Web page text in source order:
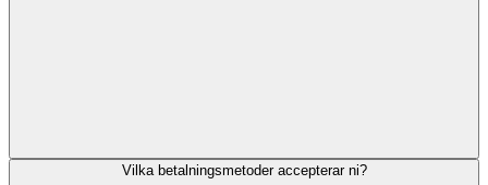
Vilka betalningsmetoder accepterar ni?